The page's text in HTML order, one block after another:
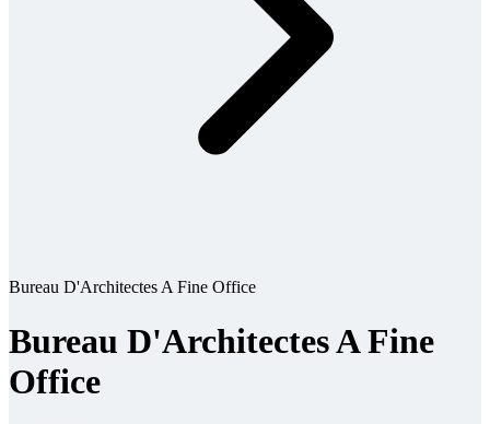
Bureau D'Architectes A Fine Office
Bureau D'Architectes A Fine
Office